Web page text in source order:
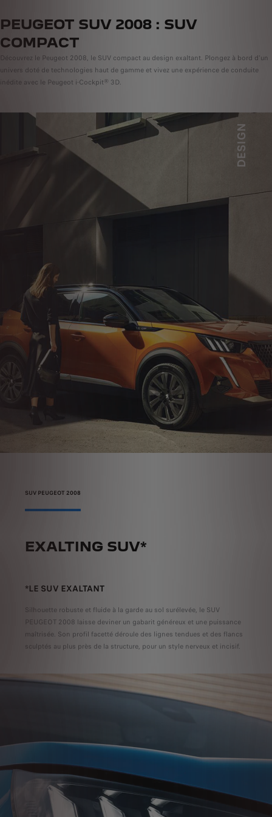
PEUGEOT SUV 2008 : SUV
COMPACT
Découvrez le Peugeot 2008, le SUV compact au design exaltant. Plongez à bord d'un
univers doté de technologies haut de gamme et vivez une expérience de conduite
inédite avec le Peugeot i-Cockpit® 3D.
DESIGN
EXALTING SUV*
*LE SUV EXALTANT
Silhouette robuste et fluide à la garde au sol surélevée, le SUV
PEUGEOT 2008 laisse deviner un gabarit généreux et une puissance
maîtrisée. Son profil facetté déroule des lignes tendues et des flancs
sculptés au plus près de la structure, pour un style nerveux et incisif.
SUV PEUGEOT 2008